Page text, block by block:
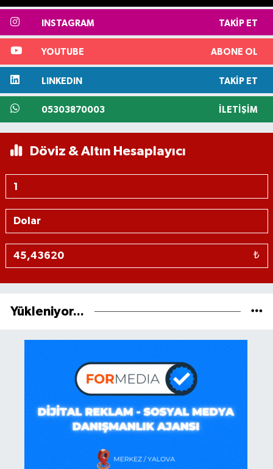
INSTAGRAM TAKIP ET
YOUTUBE ABONE OL
LINKEDIN TAKIP ET
05303870003 İLETIŞIM
Döviz & Altın Hesaplayıcı
₺
Yükleniyor...